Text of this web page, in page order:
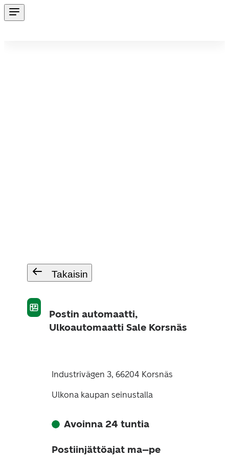
Takaisin
Postin automaatti,
Ulkoautomaatti Sale Korsnäs
Industrivägen 3, 66204 Korsnäs
Ulkona kaupan seinustalla
Avoinna 24 tuntia
Postiinjättöajat ma–pe